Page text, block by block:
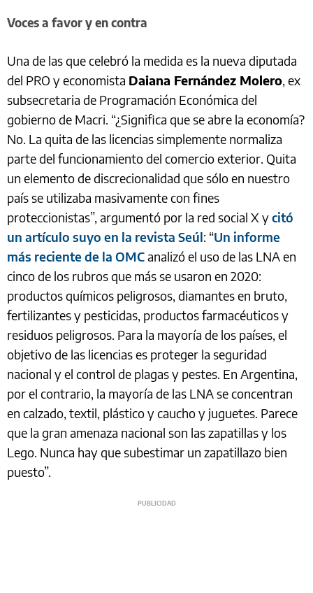
Voces a favor y en contra
Una de las que celebró la medida es la nueva diputada
del PRO y economista Daiana Fernández Molero, ex
subsecretaria de Programación Económica del
gobierno de Macri. “¿Significa que se abre la economía?
No. La quita de las licencias simplemente normaliza
parte del funcionamiento del comercio exterior. Quita
un elemento de discrecionalidad que sólo en nuestro
país se utilizaba masivamente con fines
proteccionistas”, argumentó por la red social X ycitó
un artículo suyo en la revista Seúl: “Un informe
más reciente de la OMCanalizó el uso de las LNA en
cinco de los rubros que más se usaron en 2020:
productos químicos peligrosos, diamantes en bruto,
fertilizantes y pesticidas, productos farmacéuticos y
residuos peligrosos. Para la mayoría de los países, el
objetivo de las licencias es proteger la seguridad
nacional y el control de plagas y pestes. En Argentina,
por el contrario, la mayoría de las LNA se concentran
en calzado, textil, plástico y caucho y juguetes. Parece
que la gran amenaza nacional son las zapatillas y los
Lego. Nunca hay que subestimar un zapatillazo bien
puesto”.